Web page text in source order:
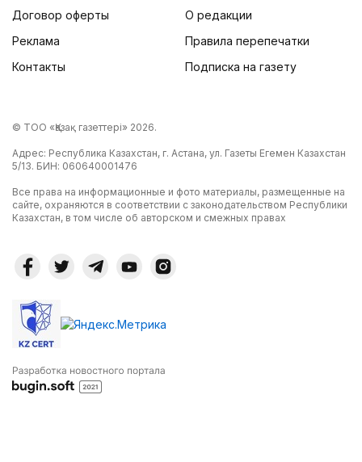
Договор оферты
Реклама
Контакты
О редакции
Правила перепечатки
Подписка на газету
© ТОО «Қазақ газеттері» 2026.
Адрес: Республика Казахстан, г. Астана, ул. Газеты Егемен Казахстан
5/13. БИН: 060640001476
Все права на информационные и фото материалы, размещенные на
сайте, охраняются в соответствии с законодательством Республики
Казахстан, в том числе об авторском и смежных правах